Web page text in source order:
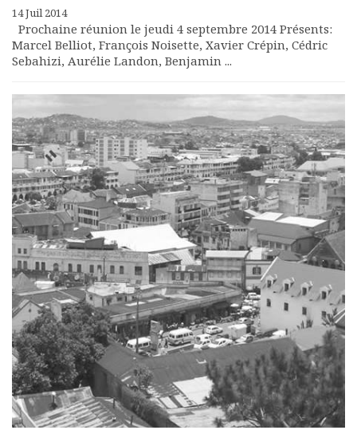
14 Juil 2014
Prochaine réunion le jeudi 4 septembre 2014 Présents:
Marcel Belliot, François Noisette, Xavier Crépin, Cédric
Sebahizi, Aurélie Landon, Benjamin ...